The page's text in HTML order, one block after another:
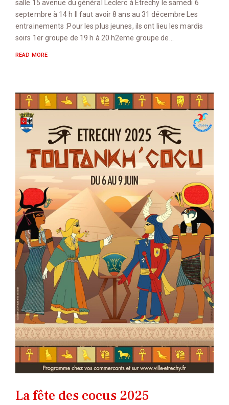
salle 15 avenue du général Leclerc à Etrechy le samedi 6
septembre à 14 h Il faut avoir 8 ans au 31 décembre Les
entrainements :Pour les plus jeunes, ils ont lieu les mardis
soirs 1er groupe de 19 h à 20 h2eme groupe de…
READ MORE
La fête des cocus 2025